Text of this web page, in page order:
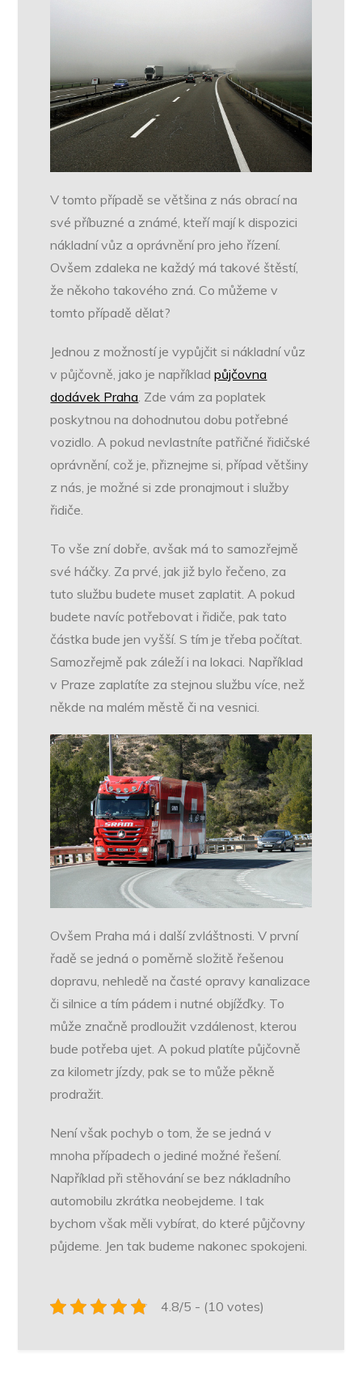
V tomto případě se většina z nás obrací na
své příbuzné a známé, kteří mají k dispozici
nákladní vůz a oprávnění pro jeho řízení.
Ovšem zdaleka ne každý má takové štěstí,
že někoho takového zná. Co můžeme v
tomto případě dělat?
Jednou z možností je vypůjčit si nákladní vůz
v půjčovně, jako je napříkladpůjčovna
dodávek Praha . Zde vám za poplatek
poskytnou na dohodnutou dobu potřebné
vozidlo. A pokud nevlastníte patřičné řidičské
oprávnění, což je, přiznejme si, případ většiny
z nás, je možné si zde pronajmout i služby
řidiče.
To vše zní dobře, avšak má to samozřejmě
své háčky. Za prvé, jak již bylo řečeno, za
tuto službu budete muset zaplatit. A pokud
budete navíc potřebovat i řidiče, pak tato
částka bude jen vyšší. S tím je třeba počítat.
Samozřejmě pak záleží i na lokaci. Například
v Praze zaplatíte za stejnou službu více, než
někde na malém městě či na vesnici.
Ovšem Praha má i další zvláštnosti. V první
řadě se jedná o poměrně složitě řešenou
dopravu, nehledě na časté opravy kanalizace
či silnice a tím pádem i nutné objížďky. To
může značně prodloužit vzdálenost, kterou
bude potřeba ujet. A pokud platíte půjčovně
za kilometr jízdy, pak se to může pěkně
prodražit.
Není však pochyb o tom, že se jedná v
mnoha případech o jediné možné řešení.
Například při stěhování se bez nákladního
automobilu zkrátka neobejdeme. I tak
bychom však měli vybírat, do které půjčovny
půjdeme. Jen tak budeme nakonec spokojeni.
4.8/5 - (10 votes)